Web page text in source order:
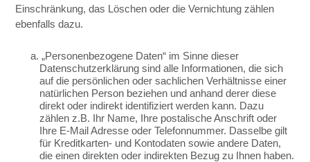
Einschränkung, das Löschen oder die Vernichtung zählen
ebenfalls dazu.
a. „Personenbezogene Daten“ im Sinne dieser
Datenschutzerklärung sind alle Informationen, die sich
auf die persönlichen oder sachlichen Verhältnisse einer
natürlichen Person beziehen und anhand derer diese
direkt oder indirekt identifiziert werden kann. Dazu
zählen z.B. Ihr Name, Ihre postalische Anschrift oder
Ihre E-Mail Adresse oder Telefonnummer. Dasselbe gilt
für Kreditkarten- und Kontodaten sowie andere Daten,
die einen direkten oder indirekten Bezug zu Ihnen haben.